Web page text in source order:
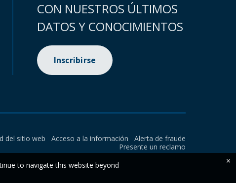
CON NUESTROS ÚLTIMOS
DATOS Y CONOCIMIENTOS
Inscribirse
del sitio web Acceso a la información
Alerta de fraude
Presente un reclamo
to navigate this website beyond
×